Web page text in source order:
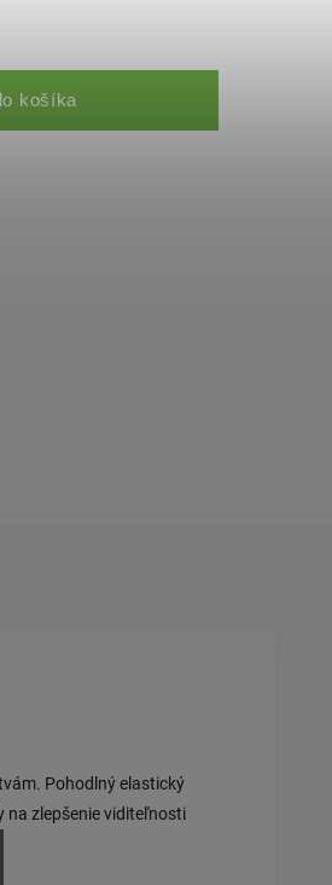
košíka
Pohodlný elastický
na zlepšenie viditeľnosti